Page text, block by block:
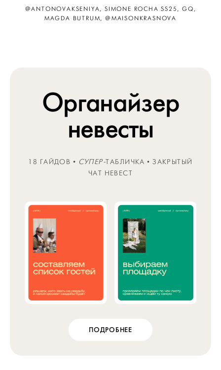
@ANTONOVAKSENIYA, SIMONE ROCHA SS25, GQ,
MAGDA BUTRUM, @MAISONKRASNOVA
Органайзер
невесты
18 ГАЙДОВ • СУПЕР-ТАБЛИЧКА • ЗАКРЫТЫЙ
ЧАТ НЕВЕСТ
ПОДРОБНЕЕ